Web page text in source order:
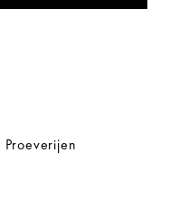
Proeverijen